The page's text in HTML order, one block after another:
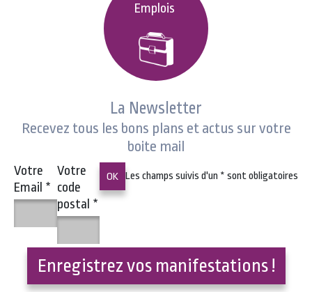
Emplois
La Newsletter
Recevez tous les bons plans et actus sur votre
boite mail
Votre
Email *
Votre
code
postal *
Les champs suivis d'un * sont obligatoires
Enregistrez vos manifestations !